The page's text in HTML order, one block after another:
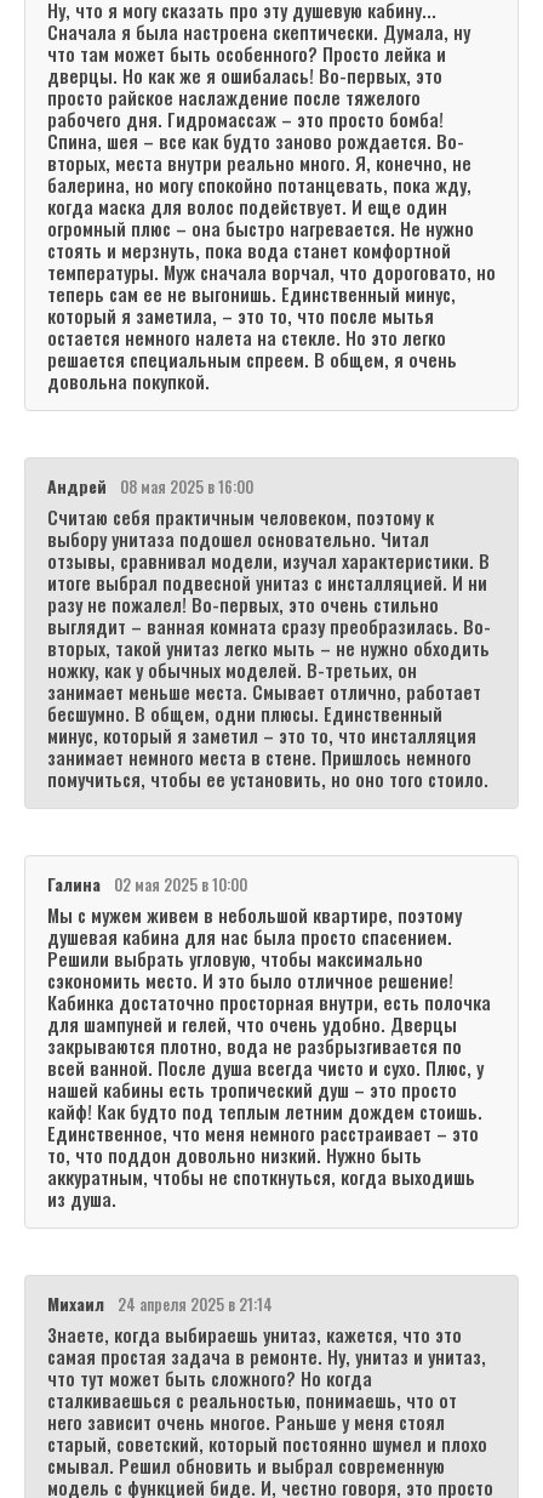
Ну, что я могу сказать про эту душевую кабину...
Сначала я была настроена скептически. Думала, ну
что там может быть особенного? Просто лейка и
дверцы. Но как же я ошибалась! Во-первых, это
просто райское наслаждение после тяжелого
рабочего дня. Гидромассаж – это просто бомба!
Спина, шея – все как будто заново рождается. Во-
вторых, места внутри реально много. Я, конечно, не
балерина, но могу спокойно потанцевать, пока жду,
когда маска для волос подействует. И еще один
огромный плюс – она быстро нагревается. Не нужно
стоять и мерзнуть, пока вода станет комфортной
температуры. Муж сначала ворчал, что дороговато, но
теперь сам ее не выгонишь. Единственный минус,
который я заметила, – это то, что после мытья
остается немного налета на стекле. Но это легко
решается специальным спреем. В общем, я очень
довольна покупкой.
Андрей 08 мая 2025 в 16:00
Считаю себя практичным человеком, поэтому к
выбору унитаза подошел основательно. Читал
отзывы, сравнивал модели, изучал характеристики. В
итоге выбрал подвесной унитаз с инсталляцией. И ни
разу не пожалел! Во-первых, это очень стильно
выглядит – ванная комната сразу преобразилась. Во-
вторых, такой унитаз легко мыть – не нужно обходить
ножку, как у обычных моделей. В-третьих, он
занимает меньше места. Смывает отлично, работает
бесшумно. В общем, одни плюсы. Единственный
минус, который я заметил – это то, что инсталляция
занимает немного места в стене. Пришлось немного
помучиться, чтобы ее установить, но оно того стоило.
Галина 02 мая 2025 в 10:00
Мы с мужем живем в небольшой квартире, поэтому
душевая кабина для нас была просто спасением.
Решили выбрать угловую, чтобы максимально
сэкономить место. И это было отличное решение!
Кабинка достаточно просторная внутри, есть полочка
для шампуней и гелей, что очень удобно. Дверцы
закрываются плотно, вода не разбрызгивается по
всей ванной. После душа всегда чисто и сухо. Плюс, у
нашей кабины есть тропический душ – это просто
кайф! Как будто под теплым летним дождем стоишь.
Единственное, что меня немного расстраивает – это
то, что поддон довольно низкий. Нужно быть
аккуратным, чтобы не споткнуться, когда выходишь
из душа.
Михаил 24 апреля 2025 в 21:14
Знаете, когда выбираешь унитаз, кажется, что это
самая простая задача в ремонте. Ну, унитаз и унитаз,
что тут может быть сложного? Но когда
сталкиваешься с реальностью, понимаешь, что от
него зависит очень многое. Раньше у меня стоял
старый, советский, который постоянно шумел и плохо
смывал. Решил обновить и выбрал современную
модель с функцией биде. И, честно говоря, это просто